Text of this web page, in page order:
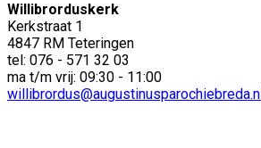
Willibrorduskerk
Kerkstraat 1
4847 RM Teteringen
tel: 076 - 571 32 03
ma t/m vrij: 09:30 - 11:00
willibrordus@augustinusparochiebreda.nl